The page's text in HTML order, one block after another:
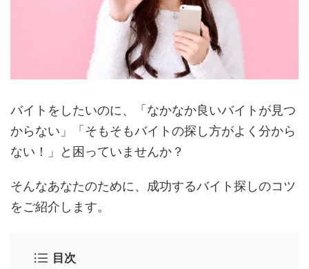
バイトをしたいのに、「なかなか良いバイトが見つ
からない」「そもそもバイトの探し方がよく分から
ない！」と困っていませんか？
そんなあなたのために、成功するバイト探しのコツ
をご紹介します。
目次